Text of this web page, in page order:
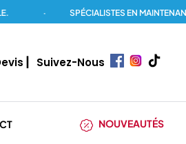
SPÉCIALISTES EN MAINTENANCE
Suivez-Nous
NOUVEAUTÉS